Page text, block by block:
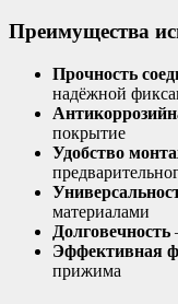
Преимущества
Прочность
надёжной
покрытие
Удобство
материалами
Долговечность
Эффективная
прижима